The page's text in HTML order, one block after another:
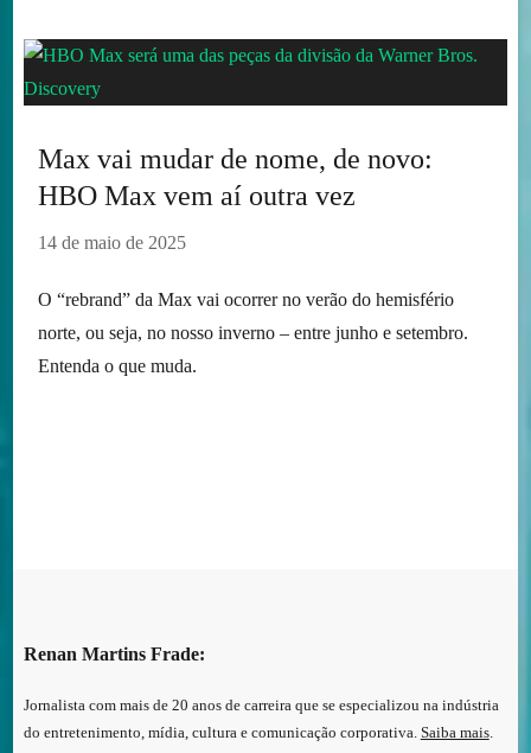
Max vai mudar de nome, de novo:
HBO Max vem aí outra vez
14 de maio de 2025
O “rebrand” da Max vai ocorrer no verão do hemisfério
norte, ou seja, no nosso inverno – entre junho e setembro.
Entenda o que muda.
Renan Martins Frade:
Jornalista com mais de 20 anos de carreira que se especializou na indústria
do entretenimento, mídia, cultura e comunicação corporativa. Saiba mais.